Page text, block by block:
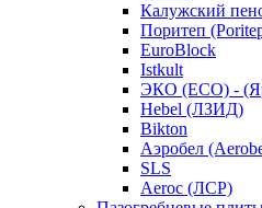
Калужский
Поритеп
EuroBlock
Istkult
ЭКО (ECO) -
Hebel (ЛЗИД)
Bikton
Аэробел
SLS
Aeroc (ЛСР)